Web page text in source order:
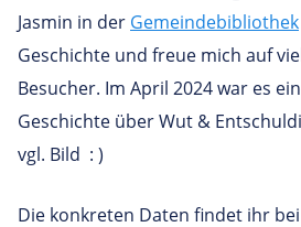
Jasmin in der Gemeindebibliothek
Geschichte und freue mich auf
Besucher. Im April 2024 war es
Geschichte über Wut &
vgl. Bild : )
Die konkreten Daten findet ihr bei